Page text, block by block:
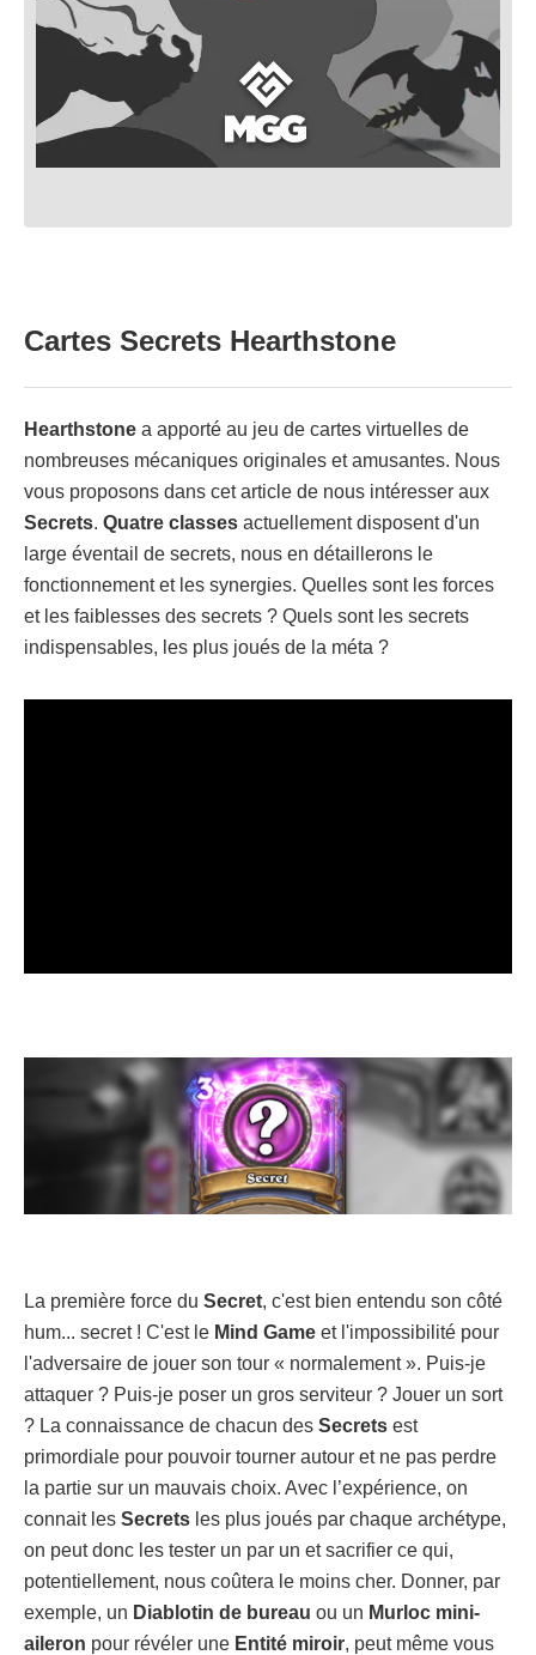
Cartes Secrets Hearthstone
Hearthstone a apporté au jeu de cartes virtuelles de
nombreuses mécaniques originales et amusantes. Nous
vous proposons dans cet article de nous intéresser aux
Secrets. Quatre classes actuellement disposent d'un
large éventail de secrets, nous en détaillerons le
fonctionnement et les synergies. Quelles sont les forces
et les faiblesses des secrets ? Quels sont les secrets
indispensables, les plus joués de la méta ?
La première force du Secret, c'est bien entendu son côté
hum... secret ! C'est le Mind Game et l'impossibilité pour
l'adversaire de jouer son tour « normalement ». Puis-je
attaquer ? Puis-je poser un gros serviteur ? Jouer un sort
? La connaissance de chacun des Secrets est
primordiale pour pouvoir tourner autour et ne pas perdre
la partie sur un mauvais choix. Avec l’expérience, on
connait les Secrets les plus joués par chaque archétype,
on peut donc les tester un par un et sacrifier ce qui,
potentiellement, nous coûtera le moins cher. Donner, par
exemple, un Diablotin de bureau ou un Murloc mini-
aileron pour révéler une Entité miroir, peut même vous